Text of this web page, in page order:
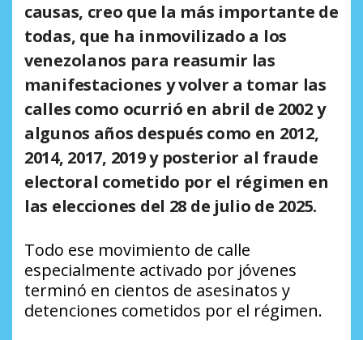
causas, creo que la más importante de
todas, que ha inmovilizado a los
venezolanos para reasumir las
manifestaciones y volver a tomar las
calles como ocurrió en abril de 2002 y
algunos años después como en 2012,
2014, 2017, 2019 y posterior al fraude
electoral cometido por el régimen en
las elecciones del 28 de julio de 2025.
Todo ese movimiento de calle
especialmente activado por jóvenes
terminó en cientos de asesinatos y
detenciones cometidos por el régimen.